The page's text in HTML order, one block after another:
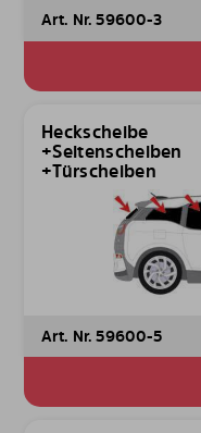
Art. Nr. 59600-3
Heckscheibe
+Seitenscheiben
+Türscheiben
Art. Nr. 59600-5